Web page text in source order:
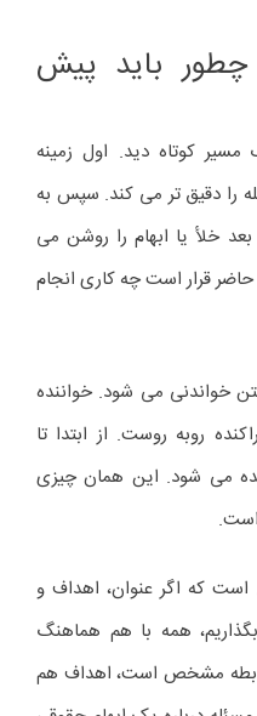
چطور باید پیش
کوتاه دید. اول زمینه
را دقیق تر می کند. سپس به
خلأ یا ابهام را روشن می
قرار است چه کاری انجام
خواندنی می شود. خواننده
روبه روست. از ابتدا تا
می شود. این همان چیزی
است.
که اگر عنوان، اهداف و
همه با هم هماهنگ
رابطه مشخص است، اهداف هم